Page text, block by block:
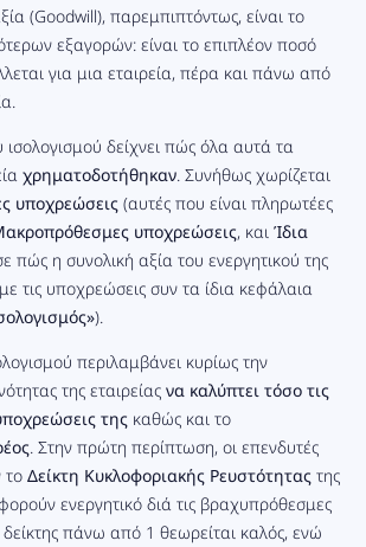
(Goodwill), παρεμπιπτόντως, είναι το
εξαγορών: είναι το επιπλέον ποσό
για μια εταιρεία, πέρα και πάνω από
δείχνει πώς όλα αυτά τα
χρηματοδοτήθηκαν. Συνήθως χωρίζεται
υποχρεώσεις (αυτές που είναι πληρωτέες
υποχρεώσεις, και Ίδια
πώς η συνολική αξία του ενεργητικού της
με τις υποχρεώσεις συν τα ίδια κεφάλαια
).
περιλαμβάνει κυρίως την
της εταιρείας να καλύπτει τόσο τις
της καθώς και το
. Στην πρώτη περίπτωση, οι επενδυτές
το Δείκτη Κυκλοφοριακής Ρευστότητας της
ενεργητικό διά τις βραχυπρόθεσμες
πάνω από 1 θεωρείται καλός, ενώ